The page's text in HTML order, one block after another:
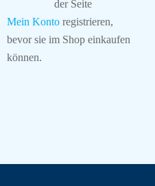
der Seite
Mein Konto registrieren,
bevor sie im Shop einkaufen
können.